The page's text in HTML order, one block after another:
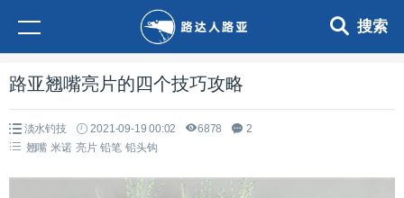
搜索
路亚翘嘴亮片的四个技巧攻略
淡水钓技 2021-09-19 00:02 6878
2
翘嘴 米诺 亮片 铅笔 铅头钩